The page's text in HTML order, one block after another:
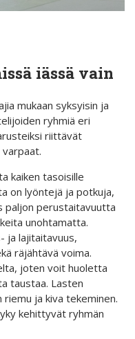
iässä vain
mukaan syksyisin ja
ryhmiä eri
riittävät
kaiken tasoisille
on lyöntejä ja potkuja,
paljon perustaitavuutta
unohtamatta.
ja lajitaitavuus,
räjähtävä voima.
joten voit huoletta
taustaa. Lasten
ja kiva tekeminen.
kehittyvät ryhmän